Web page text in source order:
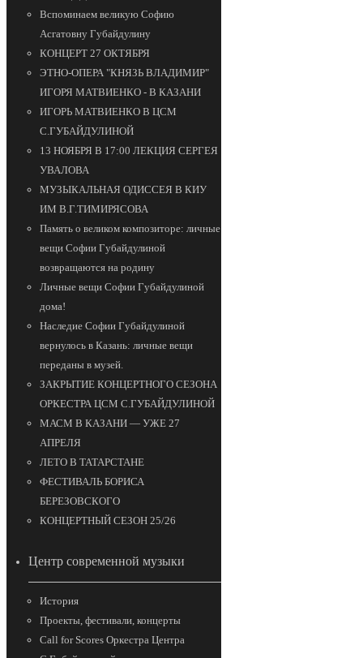
Вспоминаем великую Софию
Асгатовну Губайдулину
КОНЦЕРТ 27 ОКТЯБРЯ
ЭТНО-ОПЕРА "КНЯЗЬ ВЛАДИМИР"
ИГОРЯ МАТВИЕНКО - В КАЗАНИ
ИГОРЬ МАТВИЕНКО В ЦСМ
С.ГУБАЙДУЛИНОЙ
13 НОЯБРЯ В 17:00 ЛЕКЦИЯ СЕРГЕЯ
УВАЛОВА
МУЗЫКАЛЬНАЯ ОДИССЕЯ В КИУ
ИМ В.Г.ТИМИРЯСОВА
Память о великом композиторе: личные
вещи Софии Губайдулиной
возвращаются на родину
Личные вещи Софии Губайдулиной
дома!
Наследие Софии Губайдулиной
вернулось в Казань: личные вещи
переданы в музей.
ЗАКРЫТИЕ КОНЦЕРТНОГО СЕЗОНА
ОРКЕСТРА ЦСМ С.ГУБАЙДУЛИНОЙ
МАСМ В КАЗАНИ — УЖЕ 27
АПРЕЛЯ
ЛЕТО В ТАТАРСТАНЕ
ФЕСТИВАЛЬ БОРИСА
БЕРЕЗОВСКОГО
КОНЦЕРТНЫЙ СЕЗОН 25/26
Центр современной музыки
История
Проекты, фестивали, концерты
Call for Scores Оркестра Центра